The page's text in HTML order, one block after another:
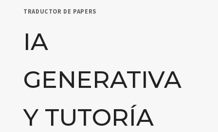
TRADUCTOR DE PAPERS
IA
GENERATIVA
Y TUTORÍA